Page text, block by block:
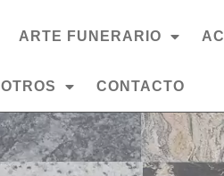
ARTE FUNERARIO
OTROS CONTACTO